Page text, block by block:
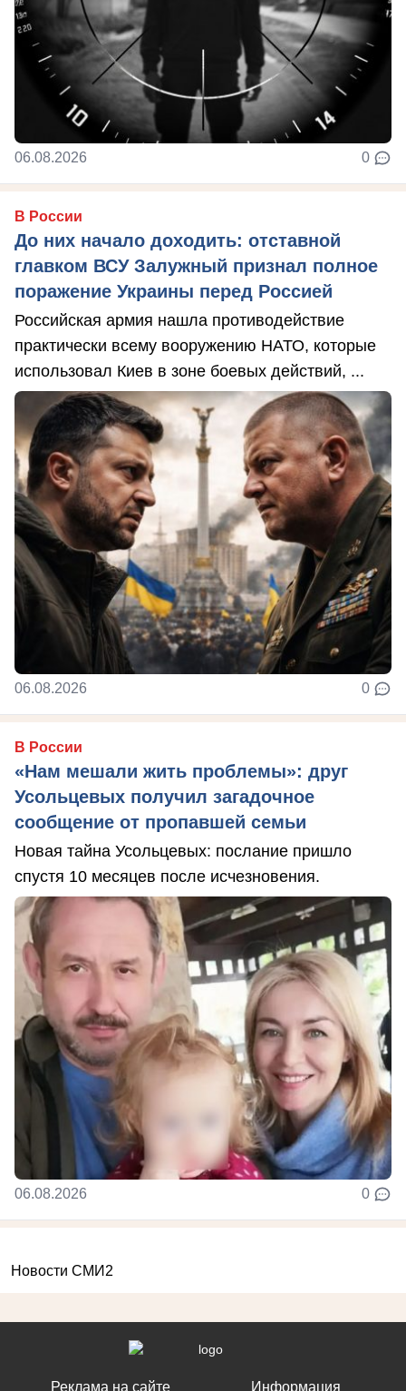
06.08.2026 0
В России
До них начало доходить: отставной
главком ВСУ Залужный признал полное
поражение Украины перед Россией
Российская армия нашла противодействие
практически всему вооружению НАТО, которые
использовал Киев в зоне боевых действий, ...
06.08.2026 0
В России
«Нам мешали жить проблемы»: друг
Усольцевых получил загадочное
сообщение от пропавшей семьи
Новая тайна Усольцевых: послание пришло
спустя 10 месяцев после исчезновения.
06.08.2026 0
Новости СМИ2
Реклама на сайте Информация